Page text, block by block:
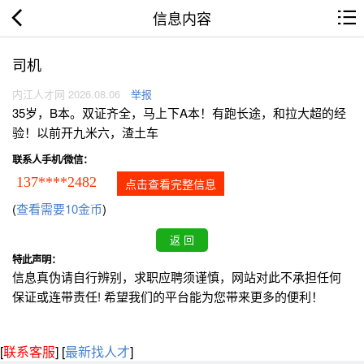
信息内容
司机
内江人才网 2026.08.06 举报
35岁，B本。双证齐全，马上下A本！有跑长途，和拉大超的经
验！以前开九米六，渣土车
联系人手机/微信：
137****2482 点击查看完整信息
(查看需要10金币)
特此声明：
信息真伪请自行辨别，求职应聘须谨慎，网站对此不承担任何
保证或连带责任! 希望我们的平台能为您带来更多的便利！
[联系客服] [最新找人才]